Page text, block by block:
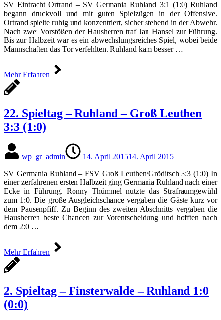
SV Eintracht Ortrand – SV Germania Ruhland 3:1 (1:0) Ruhland
begann druckvoll und mit guten Spielzügen in der Offensive.
Ortrand spielte ruhig und konzentriert, sicher stehend in der Abwehr.
Nach zwei Vorstößen der Hausherren traf Jan Hansel zur Führung.
Bis zur Halbzeit war es ein abwechslungsreiches Spiel, wobei beide
Mannschaften das Tor verfehlten. Ruhland kam besser …
Mehr Erfahren
22. Spieltag – Ruhland – Groß Leuthen
3:3 (1:0)
wp_gr_admin 14. April 201514. April 2015
SV Germania Ruhland – FSV Groß Leuthen/​Gröditsch 3:3 (1:0) In
einer zerfahrenen ersten Halbzeit ging Germania Ruhland nach einer
Ecke in Führung. Ronny Thümmel nutzte das Strafraumgewühl
zum 1:0. Die große Ausgleichschance vergaben die Gäste kurz vor
dem Pausenpfiff. Zu Beginn des zweiten Abschnitts vergaben die
Hausherren beste Chancen zur Vorentscheidung und hofften nach
dem 2:0 …
Mehr Erfahren
2. Spieltag – Finsterwalde – Ruhland 1:0
(0:0)